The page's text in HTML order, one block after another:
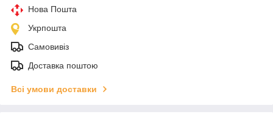
Нова Пошта
Укрпошта
Самовивіз
Доставка поштою
Всі умови доставки